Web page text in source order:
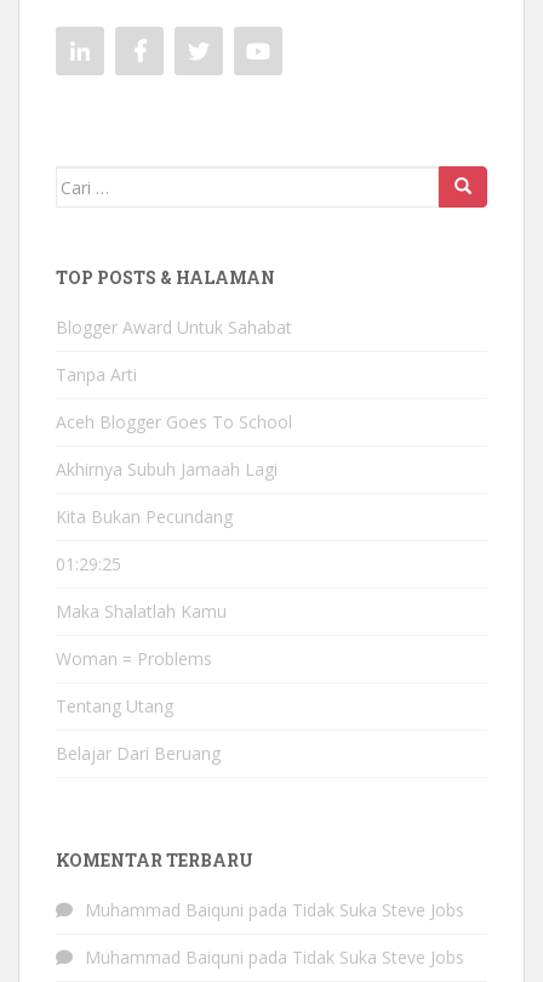
Mencari:
TOP POSTS & HALAMAN
Blogger Award Untuk Sahabat
Tanpa Arti
Aceh Blogger Goes To School
Akhirnya Subuh Jamaah Lagi
Kita Bukan Pecundang
01:29:25
Maka Shalatlah Kamu
Woman = Problems
Tentang Utang
Belajar Dari Beruang
KOMENTAR TERBARU
Muhammad Baiquni pada Tidak Suka Steve Jobs
Muhammad Baiquni pada Tidak Suka Steve Jobs